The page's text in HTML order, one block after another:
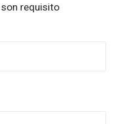
requisito